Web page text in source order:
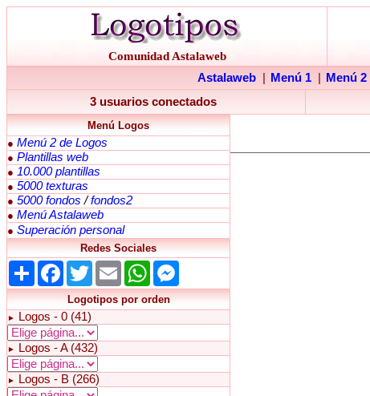
Comunidad Astalaweb
Astalaweb
Menú 1 Menú 2
3 usuarios conectados
Menú Logos
● Menú 2 de Logos
● Plantillas web
● 10.000 plantillas
● 5000 texturas
● 5000 fondos /fondos2
● Menú Astalaweb
● Superación personal
Redes Sociales
Share Facebook
TwitterEmail WhatsApp
Logotipos por orden
► Logos - 0 (41)
► Logos - A (432)
► Logos - B (266)